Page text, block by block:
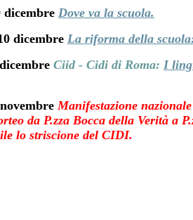
dicembre Dove va la scuola.
dicembre La riforma della
Ciid - Cidi di Roma: I
Manifestazione
da P.zza Bocca della Verità a
lo striscione del CIDI.